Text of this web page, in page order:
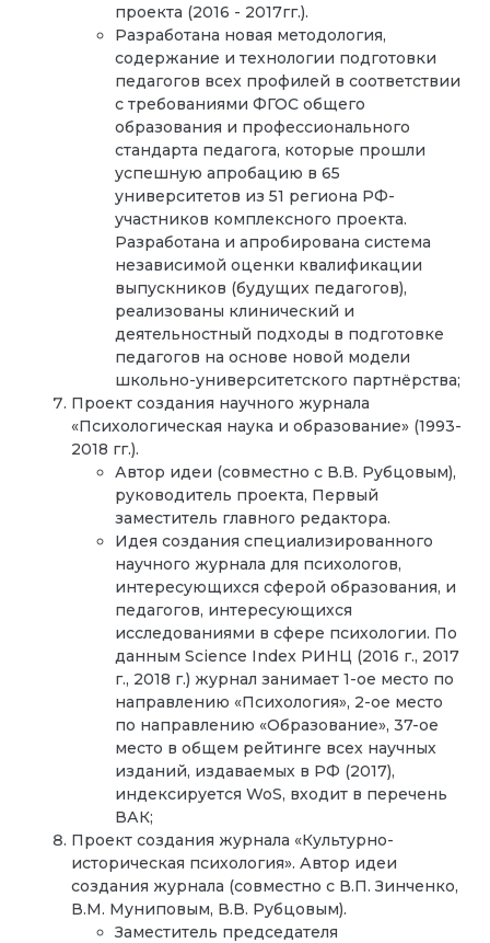
проекта (2016 - 2017гг.).
Разработана новая методология,
содержание и технологии подготовки
педагогов всех профилей в соответствии
с требованиями ФГОС общего
образования и профессионального
стандарта педагога, которые прошли
успешную апробацию в 65
университетов из 51 региона РФ-
участников комплексного проекта.
Разработана и апробирована система
независимой оценки квалификации
выпускников (будущих педагогов),
реализованы клинический и
деятельностный подходы в подготовке
педагогов на основе новой модели
школьно-университетского партнёрства;
Проект создания научного журнала
«Психологическая наука и образование» (1993-
2018 гг.).
Автор идеи (совместно с В.В. Рубцовым),
руководитель проекта, Первый
заместитель главного редактора.
Идея создания специализированного
научного журнала для психологов,
интересующихся сферой образования, и
педагогов, интересующихся
исследованиями в сфере психологии. По
данным Science Index РИНЦ (2016 г., 2017
г., 2018 г.) журнал занимает 1-ое место по
направлению «Психология», 2-ое место
по направлению «Образование», 37-ое
место в общем рейтинге всех научных
изданий, издаваемых в РФ (2017),
индексируется WoS, входит в перечень
ВАК;
Проект создания журнала «Культурно-
историческая психология». Автор идеи
создания журнала (совместно с В.П. Зинченко,
В.М. Муниповым, В.В. Рубцовым).
Заместитель председателя